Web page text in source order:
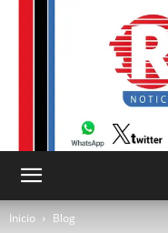
Inicio Blog